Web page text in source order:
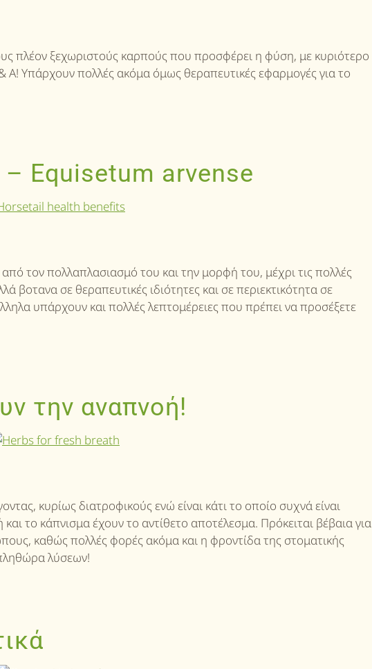
πλέον ξεχωριστούς καρπούς που προσφέρει η φύση, με κυριότερο
A! Υπάρχουν πολλές ακόμα όμως θεραπευτικές εφαρμογές για το
– Equisetum arvense
από τον πολλαπλασιασμό του και την μορφή του, μέχρι τις πολλές
βοτανα σε θεραπευτικές ιδιότητες και σε περιεκτικότητα σε
υπάρχουν και πολλές λεπτομέρειες που πρέπει να προσέξετε
την αναπνοή!
κυρίως διατροφικούς ενώ είναι κάτι το οποίο συχνά είναι
το κάπνισμα έχουν το αντίθετο αποτέλεσμα. Πρόκειται βέβαια για
καθώς πολλές φορές ακόμα και η φροντίδα της στοματικής
πληθώρα λύσεων!